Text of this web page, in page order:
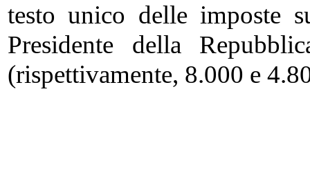
testo unico delle imposte
Presidente della
(rispettivamente, 8.000 e